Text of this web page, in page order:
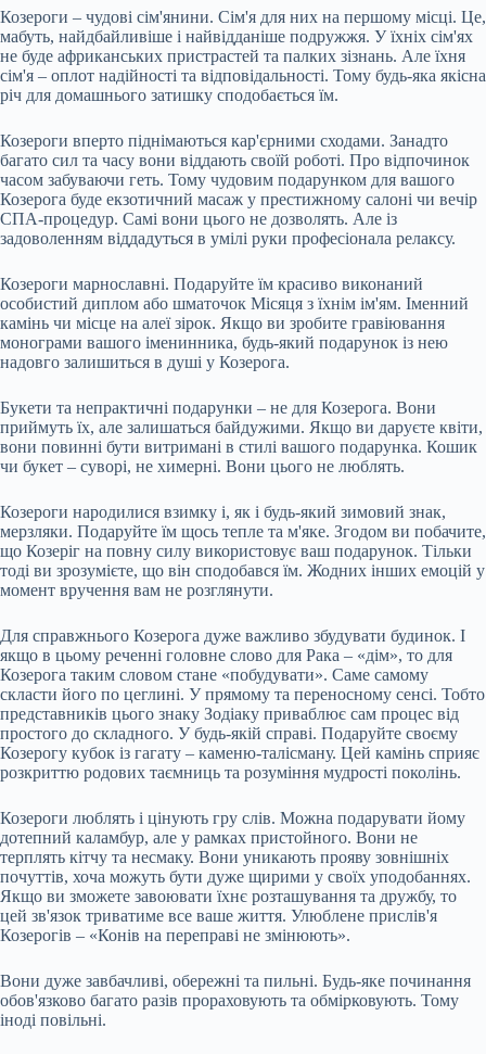
Козероги – чудові сім'янини. Сім'я для них на першому місці. Це,
мабуть, найдбайливіше і найвідданіше подружжя. У їхніх сім'ях
не буде африканських пристрастей та палких зізнань. Але їхня
сім'я – оплот надійності та відповідальності. Тому будь-яка якісна
річ для домашнього затишку сподобається їм.
Козероги вперто піднімаються кар'єрними сходами. Занадто
багато сил та часу вони віддають своїй роботі. Про відпочинок
часом забуваючи геть. Тому чудовим подарунком для вашого
Козерога буде екзотичний масаж у престижному салоні чи вечір
СПА-процедур. Самі вони цього не дозволять. Але із
задоволенням віддадуться в умілі руки професіонала релаксу.
Козероги марнославні. Подаруйте їм красиво виконаний
особистий диплом або шматочок Місяця з їхнім ім'ям. Іменний
камінь чи місце на алеї зірок. Якщо ви зробите гравіювання
монограми вашого іменинника, будь-який подарунок із нею
надовго залишиться в душі у Козерога.
Букети та непрактичні подарунки – не для Козерога. Вони
приймуть їх, але залишаться байдужими. Якщо ви даруєте квіти,
вони повинні бути витримані в стилі вашого подарунка. Кошик
чи букет – суворі, не химерні. Вони цього не люблять.
Козероги народилися взимку і, як і будь-який зимовий знак,
мерзляки. Подаруйте їм щось тепле та м'яке. Згодом ви побачите,
що Козеріг на повну силу використовує ваш подарунок. Тільки
тоді ви зрозумієте, що він сподобався їм. Жодних інших емоцій у
момент вручення вам не розглянути.
Для справжнього Козерога дуже важливо збудувати будинок. І
якщо в цьому реченні головне слово для Рака – «дім», то для
Козерога таким словом стане «побудувати». Саме самому
скласти його по цеглині. У прямому та переносному сенсі. Тобто
представників цього знаку Зодіаку приваблює сам процес від
простого до складного. У будь-якій справі. Подаруйте своєму
Козерогу кубок із гагату – каменю-талісману. Цей камінь сприяє
розкриттю родових таємниць та розуміння мудрості поколінь.
Козероги люблять і цінують гру слів. Можна подарувати йому
дотепний каламбур, але у рамках пристойного. Вони не
терплять кітчу та несмаку. Вони уникають прояву зовнішніх
почуттів, хоча можуть бути дуже щирими у своїх уподобаннях.
Якщо ви зможете завоювати їхнє розташування та дружбу, то
цей зв'язок триватиме все ваше життя. Улюблене прислів'я
Козерогів – «Конів на переправі не змінюють».
Вони дуже завбачливі, обережні та пильні. Будь-яке починання
обов'язково багато разів прораховують та обмірковують. Тому
іноді повільні.